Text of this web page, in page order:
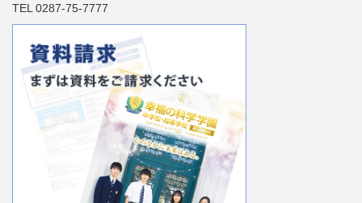
TEL 0287-75-7777